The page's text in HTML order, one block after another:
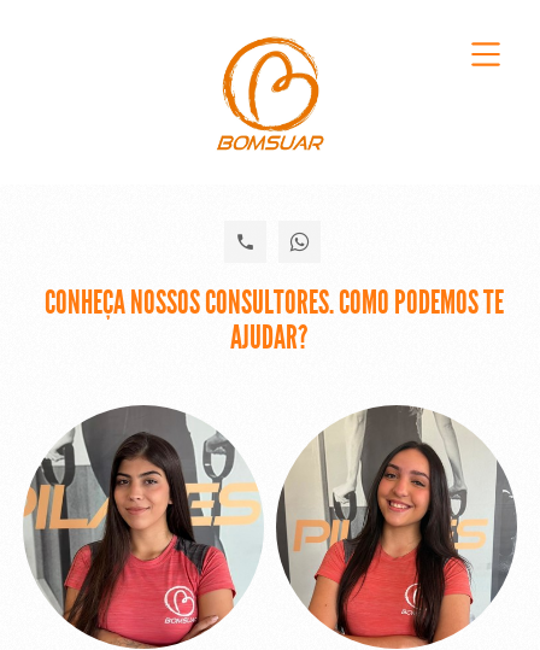
CONHEÇA NOSSOS CONSULTORES. COMO PODEMOS TE
AJUDAR?